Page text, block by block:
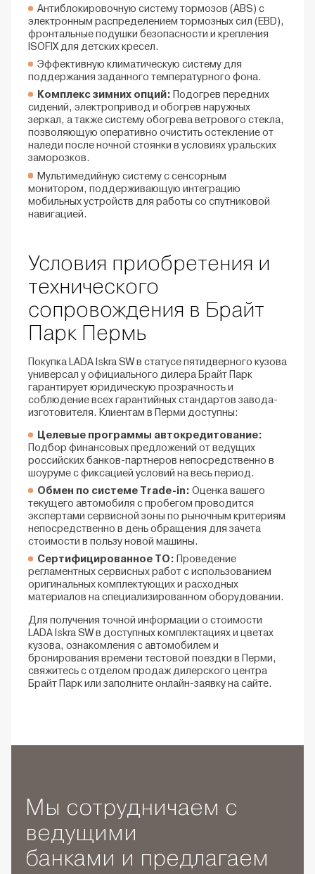
Антиблокировочную систему тормозов (ABS) с
электронным распределением тормозных сил (EBD),
фронтальные подушки безопасности и крепления
ISOFIX для детских кресел.
Эффективную климатическую систему для
поддержания заданного температурного фона.
Комплекс зимних опций: Подогрев передних
сидений, электропривод и обогрев наружных
зеркал, а также систему обогрева ветрового стекла,
позволяющую оперативно очистить остекление от
наледи после ночной стоянки в условиях уральских
заморозков.
Мультимедийную систему с сенсорным
монитором, поддерживающую интеграцию
мобильных устройств для работы со спутниковой
навигацией.
Условия приобретения и
технического
сопровождения в Брайт
Парк Пермь
Покупка LADA Iskra SW в статусе пятидверного кузова
универсал у официального дилера Брайт Парк
гарантирует юридическую прозрачность и
соблюдение всех гарантийных стандартов завода-
изготовителя. Клиентам в Перми доступны:
Целевые программы автокредитование:
Подбор финансовых предложений от ведущих
российских банков-партнеров непосредственно в
шоуруме с фиксацией условий на весь период.
Обмен по системе Trade-in: Оценка вашего
текущего автомобиля с пробегом проводится
экспертами сервисной зоны по рыночным критериям
непосредственно в день обращения для зачета
стоимости в пользу новой машины.
Сертифицированное ТО: Проведение
регламентных сервисных работ с использованием
оригинальных комплектующих и расходных
материалов на специализированном оборудовании.
Для получения точной информации о стоимости
LADA Iskra SW в доступных комплектациях и цветах
кузова, ознакомления с автомобилем и
бронирования времени тестовой поездки в Перми,
свяжитесь с отделом продаж дилерского центра
Брайт Парк или заполните онлайн-заявку на сайте.
Мы сотрудничаем с
ведущими
банками и предлагаем